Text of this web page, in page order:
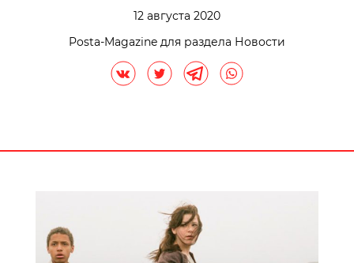
12 августа 2020
Posta-Magazine для раздела Новости